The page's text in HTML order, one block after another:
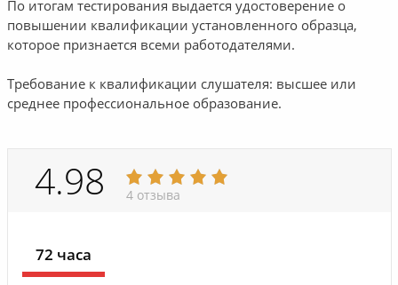
По итогам тестирования выдается удостоверение о
повышении квалификации установленного образца,
которое признается всеми работодателями.
Требование к квалификации слушателя: высшее или
среднее профессиональное образование.
4.98 4 отзыва
72 часа